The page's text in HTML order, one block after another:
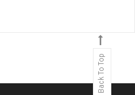
Back To Top